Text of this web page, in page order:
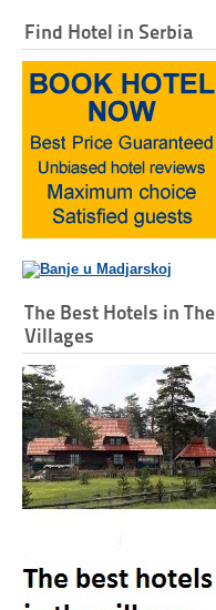
Find Hotel in Serbia
The Best Hotels in The
Villages